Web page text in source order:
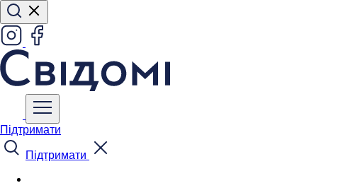
Підтримати
Підтримати